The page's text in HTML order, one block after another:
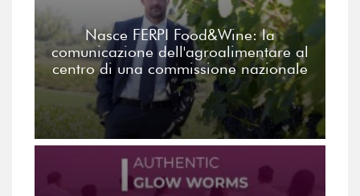
Nasce FERPI Food&Wine: la
comunicazione dell'agroalimentare al
centro di una commissione nazionale